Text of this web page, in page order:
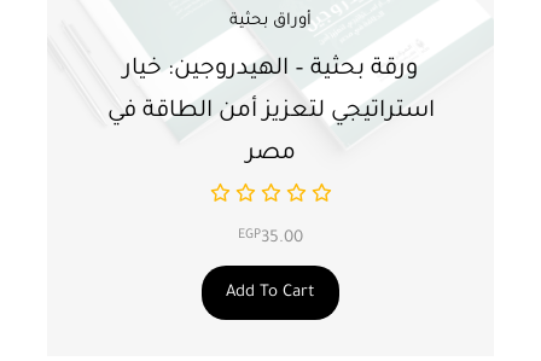
أوراق بحثية
ورقة بحثية – الهيدروجين: خيار
استراتيجي لتعزيز أمن الطاقة في
مصر
EGP35.00
Add To Cart